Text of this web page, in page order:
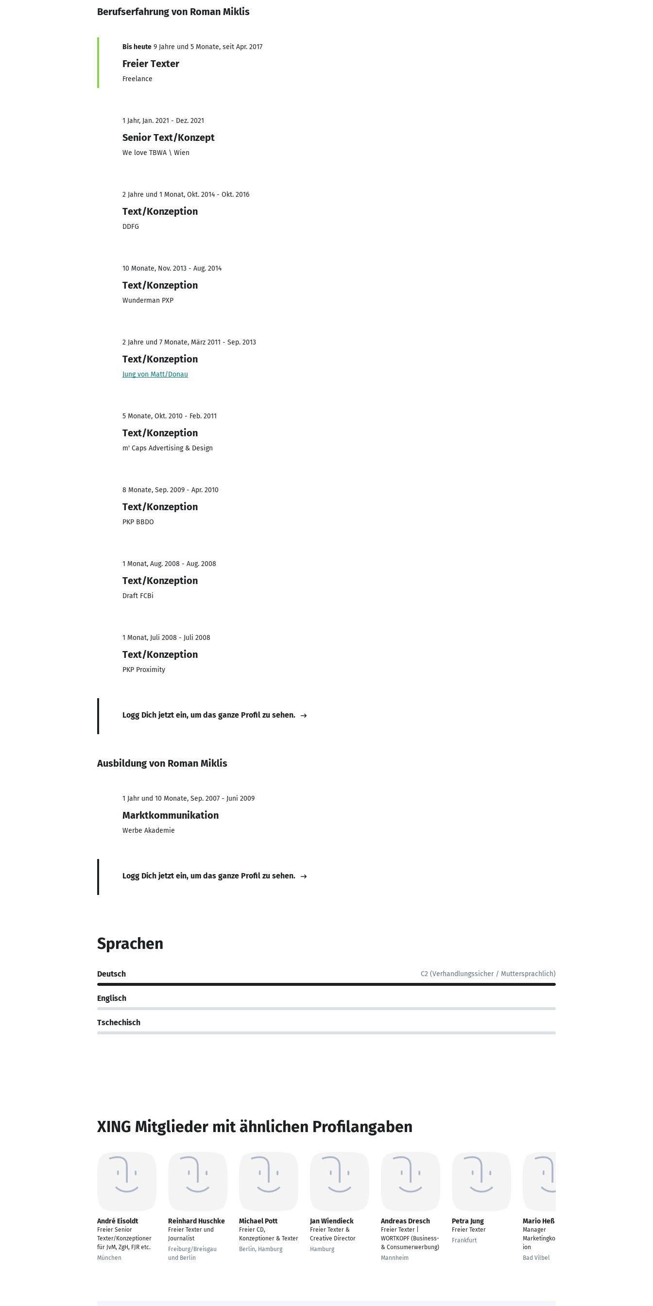
Berufserfahrung von Roman Miklis
Bis heute 9 Jahre und 5 Monate, seit Apr. 2017
Freier Texter
Freelance
1 Jahr, Jan. 2021 - Dez. 2021
Senior Text/Konzept
We love TBWA \ Wien
2 Jahre und 1 Monat, Okt. 2014 - Okt. 2016
Text/Konzeption
DDFG
10 Monate, Nov. 2013 - Aug. 2014
Text/Konzeption
Wunderman PXP
2 Jahre und 7 Monate, März 2011 - Sep. 2013
Text/Konzeption
Jung von Matt/Donau
5 Monate, Okt. 2010 - Feb. 2011
Text/Konzeption
m' Caps Advertising & Design
8 Monate, Sep. 2009 - Apr. 2010
Text/Konzeption
PKP BBDO
1 Monat, Aug. 2008 - Aug. 2008
Text/Konzeption
Draft FCBi
1 Monat, Juli 2008 - Juli 2008
Text/Konzeption
PKP Proximity
Logg Dich jetzt ein, um das ganze Profil zu sehen.
Ausbildung von Roman Miklis
1 Jahr und 10 Monate, Sep. 2007 - Juni 2009
Marktkommunikation
Werbe Akademie
Logg Dich jetzt ein, um das ganze Profil zu sehen.
Sprachen
Deutsch C2 (Verhandlungssicher / Muttersprachlich)
Englisch
Tschechisch
XING Mitglieder mit ähnlichen Profilangaben
André Eisoldt
Freier Senior
Texter/Konzeptioner
für JvM, ZgH, FJR etc.
München
Reinhard Huschke
Freier Texter und
Journalist
Freiburg/Breisgau
und Berlin
Michael Pott
Freier CD,
Konzeptioner & Texter
Berlin, Hamburg
Jan Wiendieck
Freier Texter &
Creative Director
Hamburg
Andreas Dresch
Freier Texter |
WORTKOPF (Business-
& Consumerwerbung)
Mannheim
Petra Jung
Freier Texter
Frankfurt
Mario Heß
Manager
Marketingkommunikat
ion
Bad Vilbel